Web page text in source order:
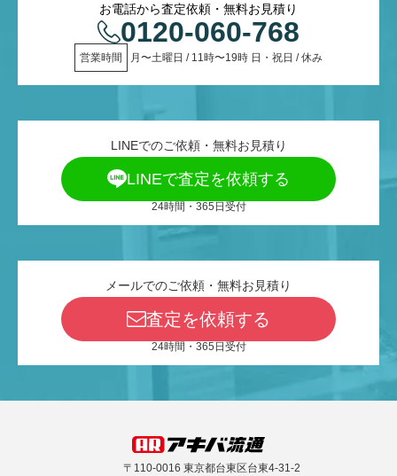
お電話から査定依頼・無料お見積り
0120-060-768
営業時間 月〜土曜日 / 11時〜19時 日・祝日 / 休み
LINEでのご依頼・無料お見積り
LINEで査定を依頼する
24時間・365日受付
メールでのご依頼・無料お見積り
査定を依頼する
24時間・365日受付
〒110-0016 東京都台東区台東4-31-2